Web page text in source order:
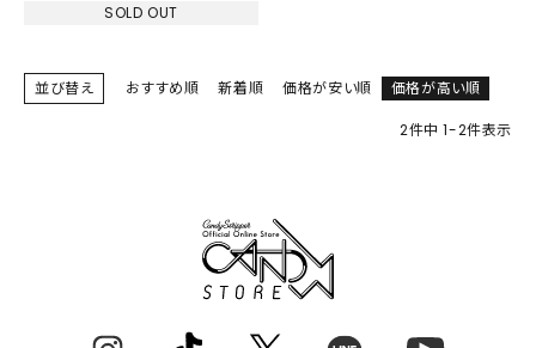
SOLD OUT
並び替え おすすめ順 新着順 価格が安い順 価格が高い順
2件中 1-2件表示